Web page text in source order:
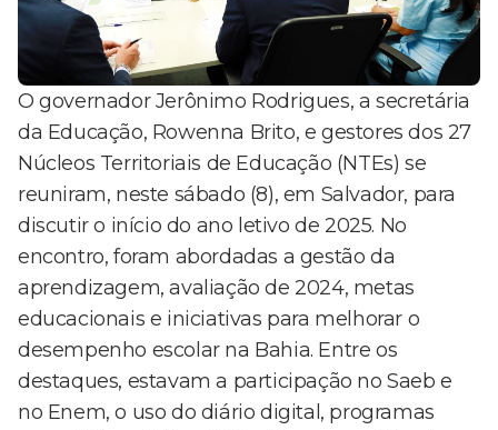
O governador Jerônimo Rodrigues, a secretária
da Educação, Rowenna Brito, e gestores dos 27
Núcleos Territoriais de Educação (NTEs) se
reuniram, neste sábado (8), em Salvador, para
discutir o início do ano letivo de 2025. No
encontro, foram abordadas a gestão da
aprendizagem, avaliação de 2024, metas
educacionais e iniciativas para melhorar o
desempenho escolar na Bahia. Entre os
destaques, estavam a participação no Saeb e
no Enem, o uso do diário digital, programas